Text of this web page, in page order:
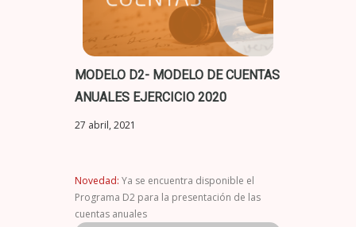
MODELO D2- MODELO DE CUENTAS
ANUALES EJERCICIO 2020
27 abril, 2021
Novedad: Ya se encuentra disponible el
Programa D2 para la presentación de las
cuentas anuales